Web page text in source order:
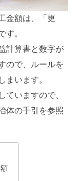
金額は、「更
す。
計算書と数字が
ので、ルールを
まいます。
ていますので、
体の手引を参照